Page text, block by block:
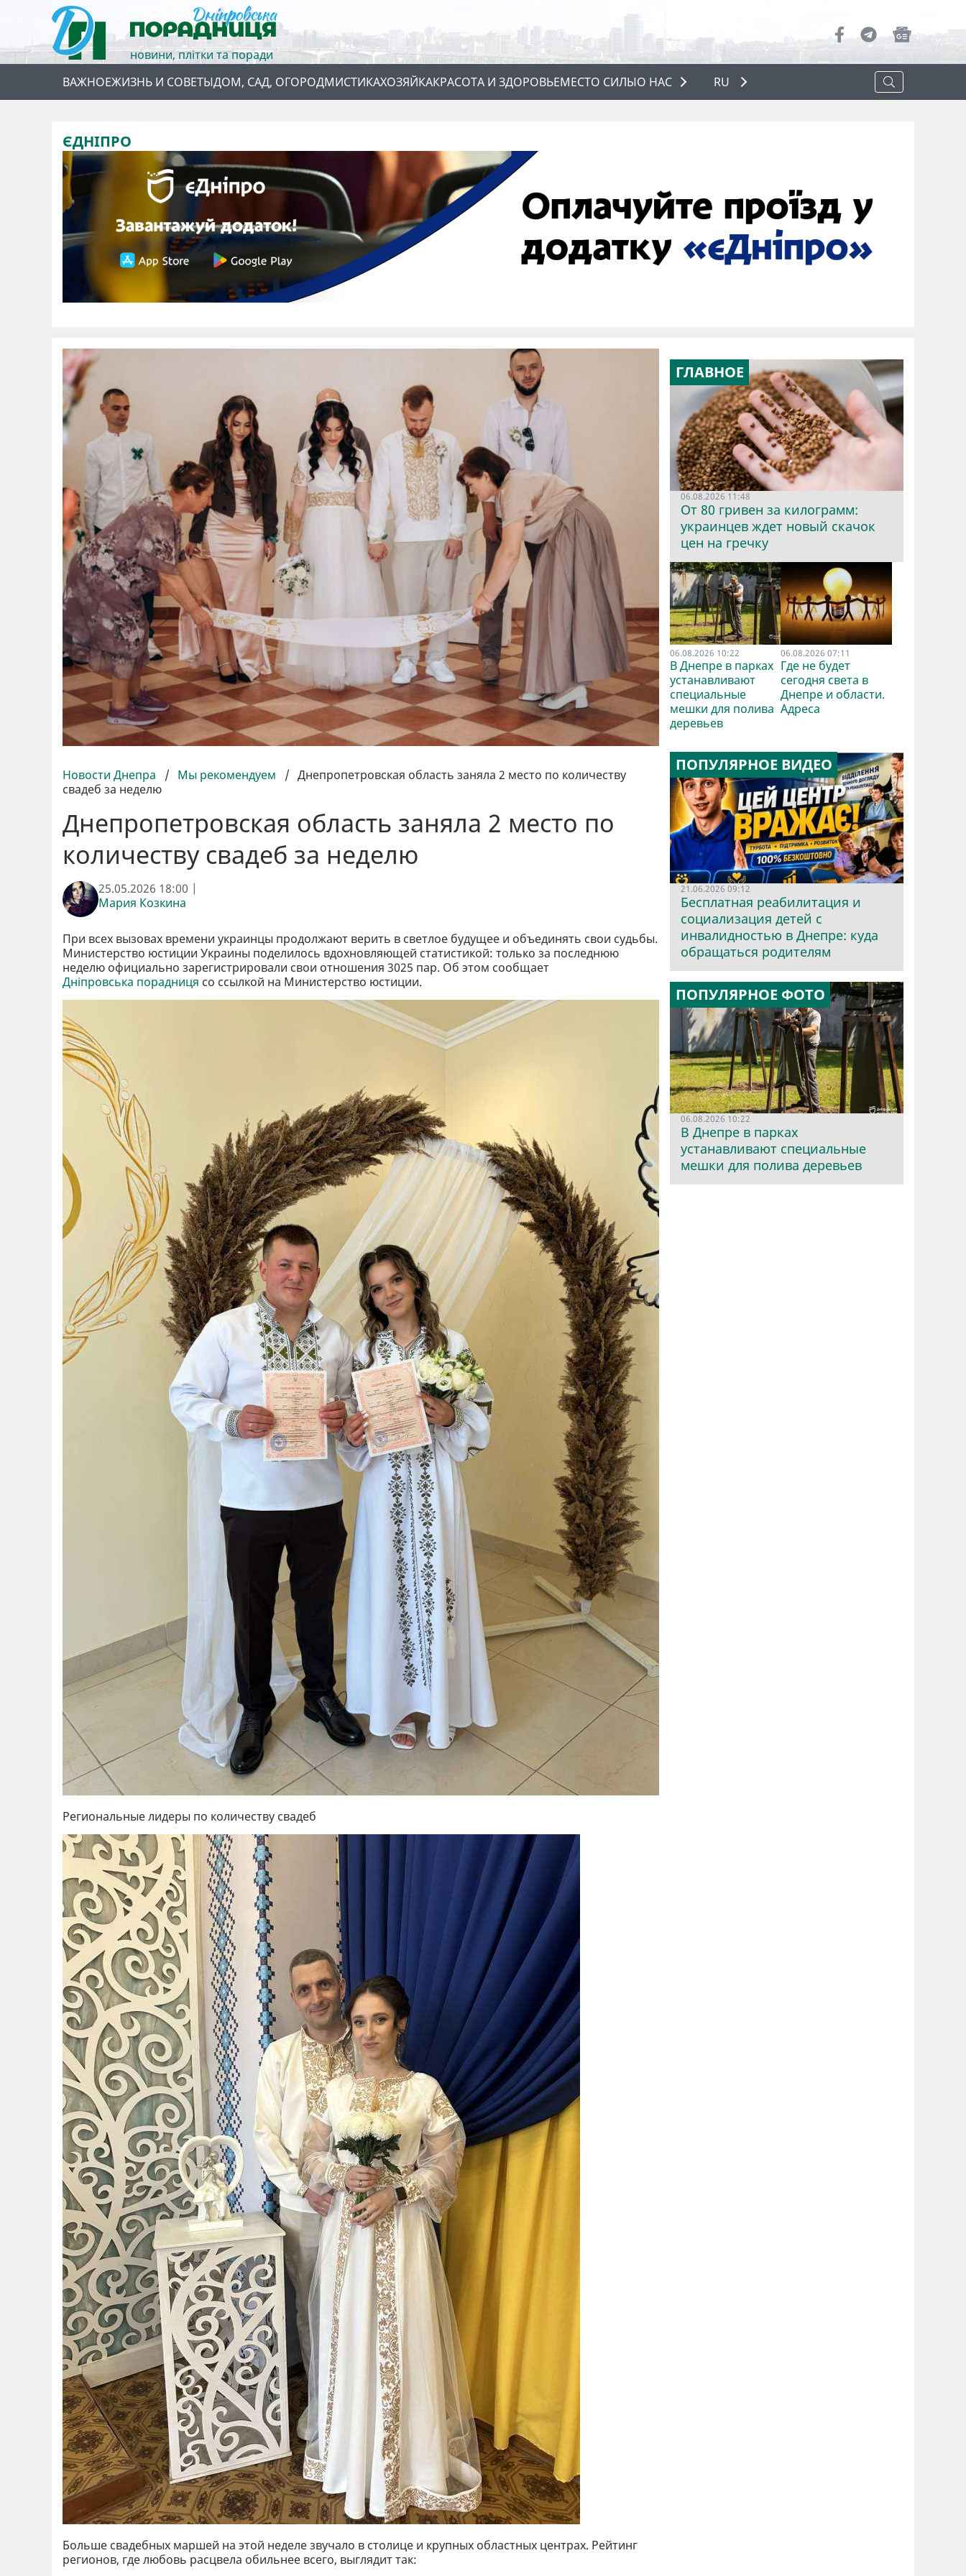
новини, плітки та поради
ВАЖНОЕЖИЗНЬ И СОВЕТЫДОМ, САД, ОГОРОДМИСТИКАХОЗЯЙКАКРАСОТА И ЗДОРОВЬЕМЕСТО СИЛЫО НАС
О НАС
RU
ЄДНІПРО
Новости Днепра / Мы рекомендуем / Днепропетровская область заняла 2 место по количеству
свадеб за неделю
Днепропетровская область заняла 2 место по
количеству свадеб за неделю
25.05.2026 18:00 |
Мария Козкина
При всех вызовах времени украинцы продолжают верить в светлое будущее и объединять свои судьбы.
Министерство юстиции Украины поделилось вдохновляющей статистикой: только за последнюю
неделю официально зарегистрировали свои отношения 3025 пар. Об этом сообщает
Дніпровська порадниця со ссылкой на Министерство юстиции.
Региональные лидеры по количеству свадеб
Больше свадебных маршей на этой неделе звучало в столице и крупных областных центрах. Рейтинг
регионов, где любовь расцвела обильнее всего, выглядит так:
ГЛАВНОЕ
06.08.2026 11:48
От 80 гривен за килограмм:
украинцев ждет новый скачок
цен на гречку
06.08.2026 10:22
В Днепре в парках
устанавливают
специальные
мешки для полива
деревьев
06.08.2026 07:11
Где не будет
сегодня света в
Днепре и области.
Адреса
ПОПУЛЯРНОЕ ВИДЕО
21.06.2026 09:12
Бесплатная реабилитация и
социализация детей с
инвалидностью в Днепре: куда
обращаться родителям
ПОПУЛЯРНОЕ ФОТО
06.08.2026 10:22
В Днепре в парках
устанавливают специальные
мешки для полива деревьев